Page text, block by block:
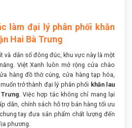
làm đại lý phân phối khăn
Hai Bà Trưng
và dân số đông đúc, khu vực này là một
Việt Xanh luôn mở rộng cửa chào
hàng đồ thờ cúng, cửa hàng tạp hóa,
trở thành đại lý phân phối khăn lau
. Việc hợp tác không chỉ mang lại
dẫn, chính sách hỗ trợ bán hàng tối ưu
tay đưa sản phẩm chất lượng đến
phương.